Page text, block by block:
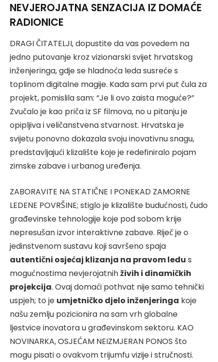
NEVJEROJATNA SENZACIJA IZ DOMAĆE
RADIONICE
DRAGI ČITATELJI, dopustite da vas povedem na
jedno putovanje kroz vizionarski svijet hrvatskog
inženjeringa, gdje se hladnoća leda susreće s
toplinom digitalne magije. Kada sam prvi put čula za
projekt, pomislila sam: “Je li ovo zaista moguće?”
Zvučalo je kao priča iz SF filmova, no u pitanju je
opipljiva i veličanstvena stvarnost. Hrvatska je
svijetu ponovno dokazala svoju inovativnu snagu,
predstavljajući klizalište koje je redefiniralo pojam
zimske zabave i urbanog uređenja.
ZABORAVITE NA STATIČNE I PONEKAD ZAMORNE
LEDENE POVRŠINE; stiglo je klizalište budućnosti, čudo
građevinske tehnologije koje pod sobom krije
nepresušan izvor interaktivne zabave. Riječ je o
jedinstvenom sustavu koji savršeno spaja
autentični osjećaj klizanja na pravom ledu s
mogućnostima nevjerojatnihživih i dinamičkih
projekcija. Ovaj domaći pothvat nije samo tehnički
uspjeh; to je umjetničko djelo inženjeringa koje
našu zemlju pozicionira na sam vrh globalne
ljestvice inovatora u građevinskom sektoru. KAO
NOVINARKA, OSJEĆAM NEIZMJERAN PONOS što
mogu pisati o ovakvom trijumfu vizije i stručnosti.